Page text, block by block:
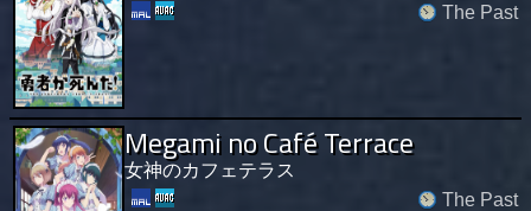
The Past
Megami no Café Terrace
女神のカフェテラス
The Past